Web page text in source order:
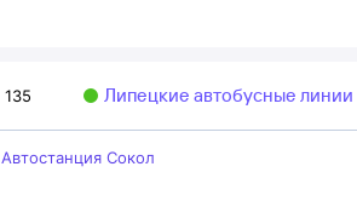
135 Липецкие автобусные линии
Автостанция Сокол